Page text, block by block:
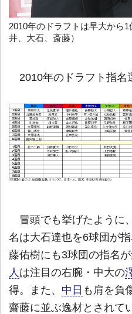
2010年のドラフトは早大から
井、大石、斎藤）
2010年のドラフト指名
冒頭でも挙げたように
名は大石達也を6球団が
藤佑樹にも3球団の指名
人 は注目の右腕・中大の
得。また、 中日 も肩を負
齋藤に並ぶ逸材とされて